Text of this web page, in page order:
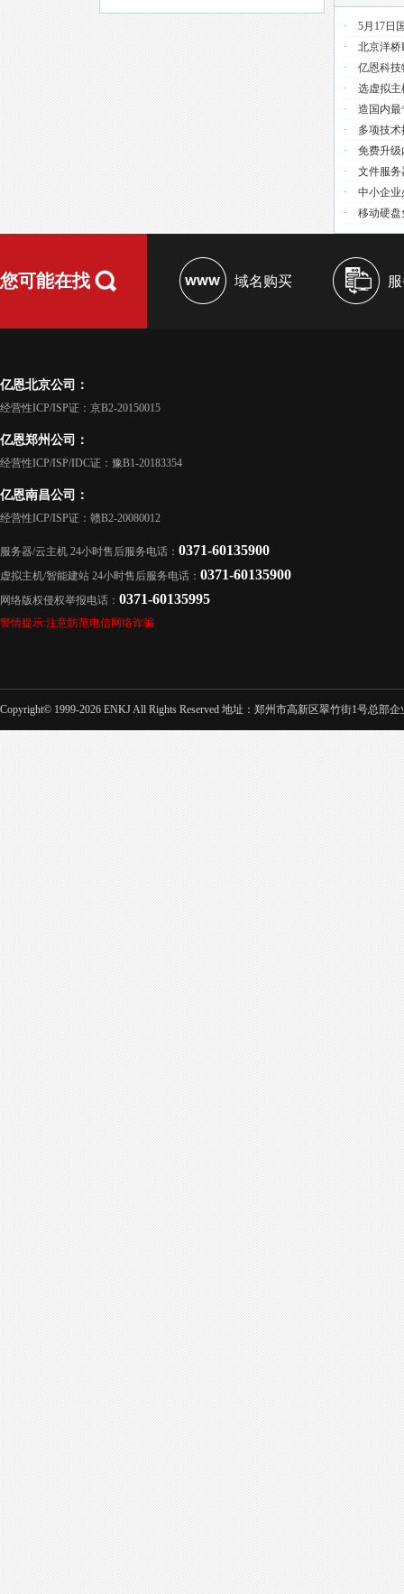
· 5月17日
· 北京洋桥
· 亿恩科
· 选虚拟主
· 造国内最
· 多项技
· 免费升级
· 文件服务
· 中小企
· 移动硬盘
您可能在找 域名购买
亿恩北京公司：
经营性ICP/ISP证：京B2-20150015
亿恩郑州公司：
经营性ICP/ISP/IDC证：豫B1-20183354
亿恩南昌公司：
经营性ICP/ISP证：赣B2-20080012
服务器/云主机 24小时售后服务电话： 0371-60135900
虚拟主机/智能建站 24小时售后服务电话： 0371-60135900
网络版权侵权举报电话： 0371-60135995
警情提示:注意防范电信网络诈骗
Copyright© 1999-2026 ENKJ All Rights Reserved 地址：郑州市高新区翠竹街1号